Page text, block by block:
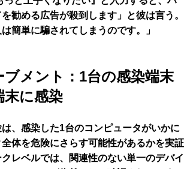
勧める広告が殺到します」と彼は言う。
簡単に騙されてしまうのです。」
メント：1台の感染端末
末に感染
、感染した1台のコンピュータがいかに
体を危険にさらす可能性があるかを実証
レベルでは、関連性のない単一のデバイ